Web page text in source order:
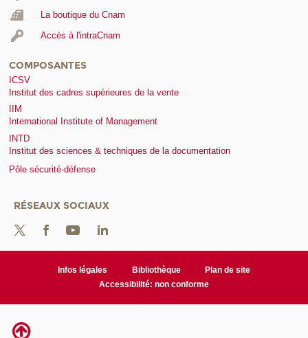
La boutique du Cnam
Accès à l'intraCnam
COMPOSANTES
ICSV
Institut des cadres supérieures de la vente
IIM
International Institute of Management
INTD
Institut des sciences & techniques de la documentation
Pôle sécurité-défense
RÉSEAUX SOCIAUX
Infos légales Bibliothèque
Plan de site
Accessibilité: non conforme